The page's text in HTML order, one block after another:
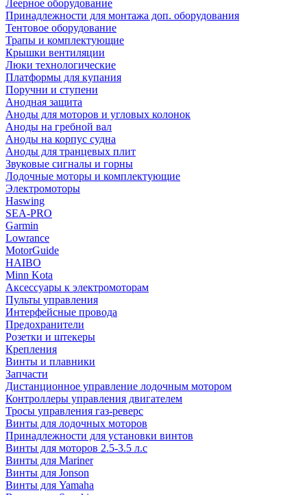
Леерное оборудование
Принадлежности для монтажа доп. оборудования
Тентовое оборудование
Трапы и комплектующие
Крышки вентиляции
Люки технологические
Платформы для купания
Поручни и ступени
Анодная защита
Аноды для моторов и угловых колонок
Аноды на гребной вал
Аноды на корпус судна
Аноды для транцевых плит
Звуковые сигналы и горны
Лодочные моторы и комплектующие
Электромоторы
Haswing
SEA-PRO
Garmin
Lowrance
MotorGuide
HAIBO
Minn Kota
Аксессуары к электромоторам
Пульты управления
Интерфейсные провода
Предохранители
Розетки и штекеры
Крепления
Винты и плавники
Запчасти
Дистанционное управление лодочным мотором
Контроллеры управления двигателем
Тросы управления газ-реверс
Винты для лодочных моторов
Принадлежности для установки винтов
Винты для моторов 2.5-3.5 л.с
Винты для Mariner
Винты для Jonson
Винты для Yamaha